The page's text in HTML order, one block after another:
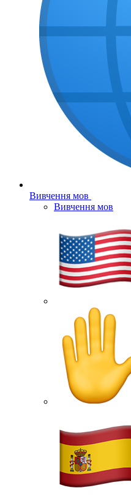
Вивчення мов
Вивчення мов